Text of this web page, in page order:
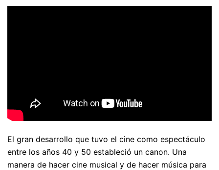
El gran desarrollo que tuvo el cine como espectáculo
entre los años 40 y 50 estableció un canon. Una
manera de hacer cine musical y de hacer música para